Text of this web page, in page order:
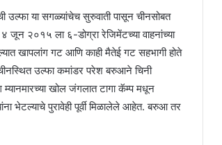
उल्फा या सगळ्यांचेच सुरुवाती पासून चीनसोबत
जून २०१५ ला ६-डोग्रा रेजिमेंटच्या वाहनांच्या
खापलांग गट आणि काही मैतेई गट सहभागी होते
उल्फा कमांडर परेश बरुआने चिनी
म्यानमारच्या खोल जंगलात टागा कॅम्प मधून
भेटल्याचे पुरावेही पूर्वी मिळालेले आहेत. बरुआ तर